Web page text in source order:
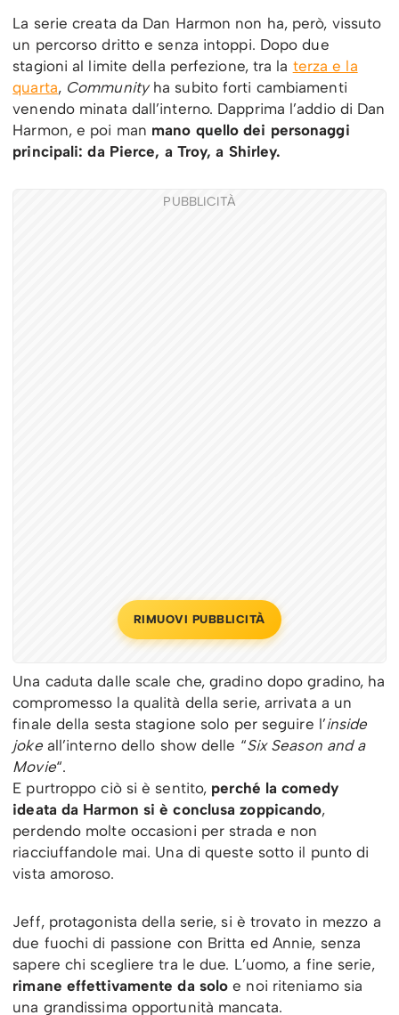
La serie creata da Dan Harmon non ha, però, vissuto
un percorso dritto e senza intoppi. Dopo due
stagioni al limite della perfezione, tra la terza e la
quarta, Community ha subito forti cambiamenti
venendo minata dall’interno. Dapprima l’addio di Dan
Harmon, e poi man mano quello dei personaggi
principali: da Pierce, a Troy, a Shirley.
PUBBLICITÀ
RIMUOVI PUBBLICITÀ
Una caduta dalle scale che, gradino dopo gradino, ha
compromesso la qualità della serie, arrivata a un
finale della sesta stagione solo per seguire l’inside
jokeall’interno dello show delle “Six Season and a
Movie“.
E purtroppo ciò si è sentito, perché la comedy
ideata da Harmon si è conclusa zoppicando,
perdendo molte occasioni per strada e non
riacciuffandole mai. Una di queste sotto il punto di
vista amoroso.
Jeff, protagonista della serie, si è trovato in mezzo a
due fuochi di passione con Britta ed Annie, senza
sapere chi scegliere tra le due. L’uomo, a fine serie,
rimane effettivamente da solo e noi riteniamo sia
una grandissima opportunità mancata.